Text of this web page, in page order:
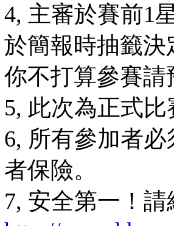
4, 主審於賽前1
於簡報時抽籤
你不打算參賽
5, 此次為正式
6, 所有參加者
者保險。
7, 安全第一！